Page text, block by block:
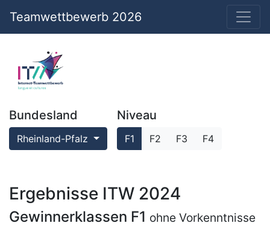
Teamwettbewerb 2026
Bundesland
Rheinland-Pfalz
Niveau
F1 F2 F3 F4
Ergebnisse ITW 2024
Gewinnerklassen F1 ohne Vorkenntnisse